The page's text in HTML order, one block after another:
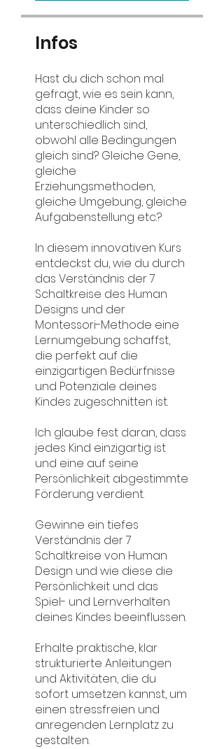
Infos
Hast du dich schon mal
gefragt, wie es sein kann,
dass deine Kinder so
unterschiedlich sind,
obwohl alle Bedingungen
gleich sind? Gleiche Gene,
gleiche
Erziehungsmethoden,
gleiche Umgebung, gleiche
Aufgabenstellung etc.?
In diesem innovativen Kurs
entdeckst du, wie du durch
das Verständnis der 7
Schaltkreise des Human
Designs und der
Montessori-Methode eine
Lernumgebung schaffst,
die perfekt auf die
einzigartigen Bedürfnisse
und Potenziale deines
Kindes zugeschnitten ist.
Ich glaube fest daran, dass
jedes Kind einzigartig ist
und eine auf seine
Persönlichkeit abgestimmte
Förderung verdient.
Gewinne ein tiefes
Verständnis der 7
Schaltkreise von Human
Design und wie diese die
Persönlichkeit und das
Spiel- und Lernverhalten
deines Kindes beeinflussen.
Erhalte praktische, klar
strukturierte Anleitungen
und Aktivitäten, die du
sofort umsetzen kannst, um
einen stressfreien und
anregenden Lernplatz zu
gestalten.